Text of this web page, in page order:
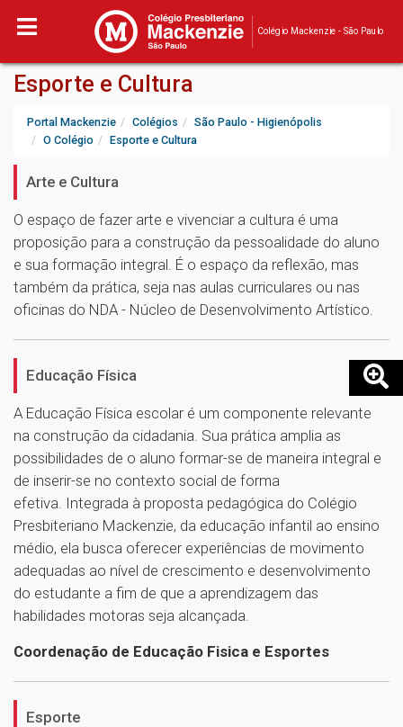
Colégio Mackenzie - São Paulo
Esporte e Cultura
Portal Mackenzie Colégios
São Paulo - Higienópolis
O Colégio
Esporte e Cultura
Arte e Cultura
O espaço de fazer arte e vivenciar a cultura é uma
proposição para a construção da pessoalidade do aluno
e sua formação integral. É o espaço da reflexão, mas
também da prática, seja nas aulas curriculares ou nas
oficinas do NDA - Núcleo de Desenvolvimento Artístico.
Educação Física
A Educação Física escolar é um componente relevante
na construção da cidadania. Sua prática amplia as
possibilidades de o aluno formar-se de maneira integral e
de inserir-se no contexto social de forma
efetiva. Integrada à proposta pedagógica do Colégio
Presbiteriano Mackenzie, da educação infantil ao ensino
médio, ela busca oferecer experiências de movimento
adequadas ao nível de crescimento e desenvolvimento
do estudante a fim de que a aprendizagem das
habilidades motoras seja alcançada.
Coordenação de Educação Fisica e Esportes
Esporte